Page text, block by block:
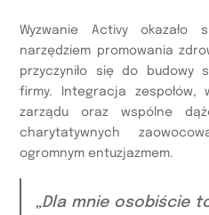
Wyzwanie Activy
narzędziem promowania
przyczyniło się do budowy
firmy. Integracja zespołów,
zarządu oraz wspólne
charytatywnych
ogromnym entuzjazmem.
„Dla mnie osobiście